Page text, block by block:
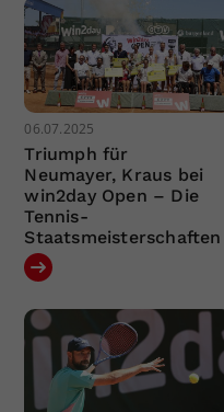
06.07.2025
Triumph für
Neumayer, Kraus bei
win2day Open – Die
Tennis-
Staatsmeisterschaften